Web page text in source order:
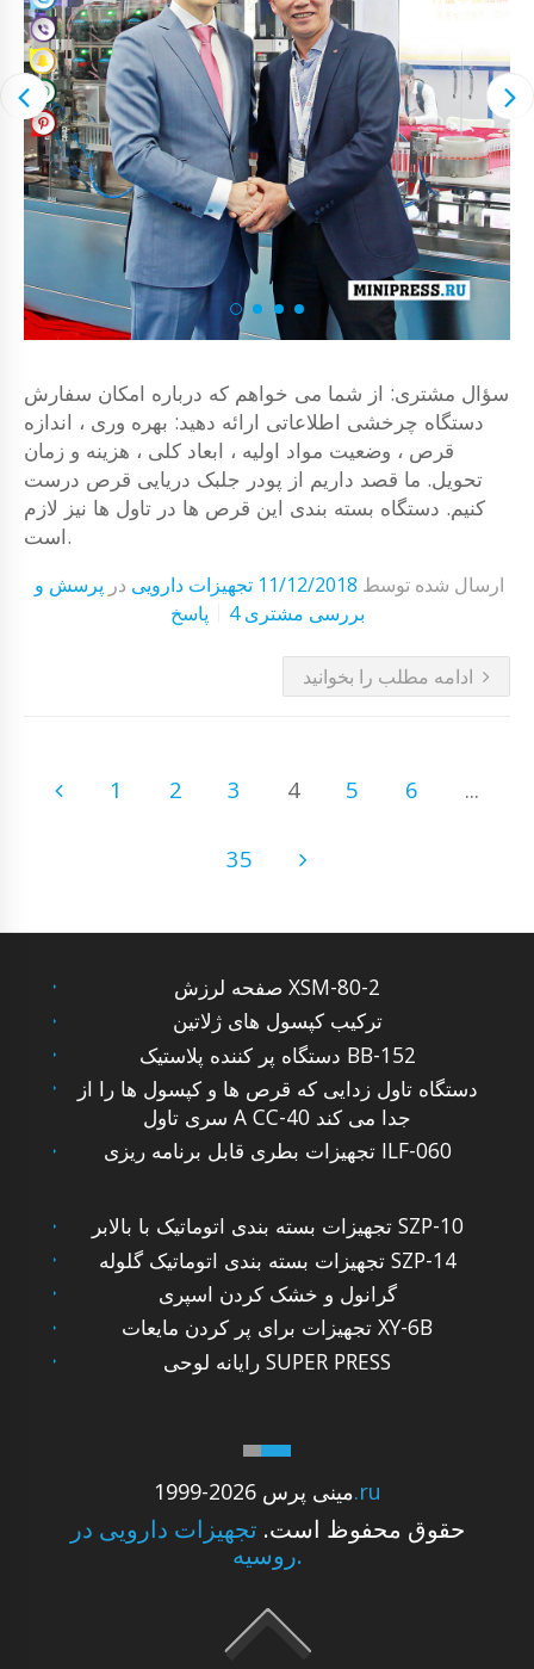
سؤال مشتری: از شما می خواهم که درباره امکان سفارش
دستگاه چرخشی اطلاعاتی ارائه دهید: بهره وری ، اندازه
قرص ، وضعیت مواد اولیه ، ابعاد کلی ، هزینه و زمان
تحویل. ما قصد داریم از پودر جلبک دریایی قرص درست
کنیم. دستگاه بسته بندی این قرص ها در تاول ها نیز لازم
است.
ارسال شده توسط 11/12/2018 تجهیزات دارویی در پرسش و
پاسخ
4 بررسی مشتری
ادامه مطلب را بخوانید
1 2 3 4 5 6 ...
35
صفحه لرزش XSM-80-2
ترکیب کپسول های ژلاتین
دستگاه پر کننده پلاستیک BB-152
دستگاه تاول زدایی که قرص ها و کپسول ها را از
سری تاول A CC-40 جدا می کند
تجهیزات بطری قابل برنامه ریزی ILF-060
1999-2026 مینی پرس.ru
حقوق محفوظ است. تجهیزات دارویی در
روسیه.
تجهیزات بسته بندی اتوماتیک با بالابر SZP-10
تجهیزات بسته بندی اتوماتیک گلوله SZP-14
گرانول و خشک کردن اسپری
تجهیزات برای پر کردن مایعات XY-6B
رایانه لوحی SUPER PRESS